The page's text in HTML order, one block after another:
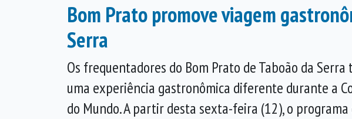
Bom Prato promove viagem
Serra
Os frequentadores do Bom Prato de Taboão da Serra
uma experiência gastronômica diferente durante a
do Mundo. A partir desta sexta-feira (12), o programa